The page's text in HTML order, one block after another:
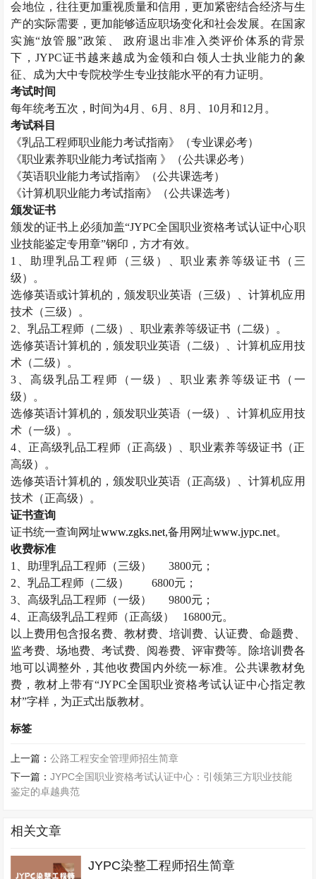
会地位，往往更加重视质量和信用，更加紧密结合经济与生
产的实际需要，更加能够适应职场变化和社会发展。在国家
实施“放管服”政策、 政府退出非准入类评价体系的背景
下， JYPC证书越来越成为金领和白领人士执业能力的象
征、成为大中专院校学生专业技能水平的有力证明。
考试时间
每年统考五次，时间为4月、6月、8月、 10月和12 月。
考试科目
《乳品工程师职业能力考试指南》（专业课必考）
《职业素养职业能力考试指南 》（公共课必考）
《英语职业能力考试指南》（公共课选考）
《计算机职业能力考试指南》（公共课选考）
颁发证书
颁发的证书上必须加盖“JYPC全国职业资格考试认证中心职
业技能鉴定专用章”钢印，方才有效。
1
、助理乳品工程师（三级）、职业素养等级证书（三
级）。
选修英语或计算机的，颁发职业英语（三级）、计算机应用
技术（三级）。
2 、乳品工程师（二级）、职业素养等级证书（二级）。
选修英语计算机的，颁发职业英语（二级）、计算机应用技
术（二级）。
3 、高级乳品工程师（一级）、职业素养等级证书（一
级）。
选修英语计算机的，颁发职业英语（一级）、计算机应用技
术（一级）。
4 、正高级乳品工程师（正高级）、职业素养等级证书（正
高级）。
选修英语计算机的，颁发职业英语（正高级）、计算机应用
技术（正高级）。
证书查询
证书统一查询网址www.zgks.net,备用网址www.jypc.net。
收费标准
1
、助理乳品工程师（三级） 3800元；
2 、乳品工程师（二级） 6800元；
3 、高级乳品工程师（一级） 9800元；
4 、正高级乳品工程师（正高级） 16800元。
以上费用包含报名费、教材费、培训费、认证费、命题费、
监考费、场地费、考试费、阅卷费、评审费等。除培训费各
地可以调整外，其他收费国内外统一标准。公共课教材免
费，教材上带有“JYPC全国职业资格考试认证中心指定教
材”字样，为正式出版教材。
标签
上一篇：公路工程安全管理师招生简章
下一篇：JYPC全国职业资格考试认证中心：引领第三方职业技能
鉴定的卓越典范
相关文章
JYPC染整工程师招生简章